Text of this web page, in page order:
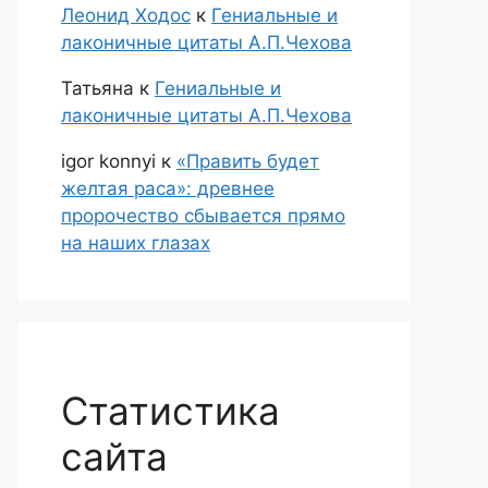
Леонид Ходос к Гениальные и
лаконичные цитаты А.П.Чехова
Татьяна к Гениальные и
лаконичные цитаты А.П.Чехова
igor konnyi к «Править будет
желтая раса»: древнее
пророчество сбывается прямо
на наших глазах
Статистика
сайта